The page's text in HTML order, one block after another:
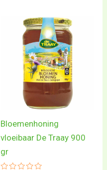
Bloemenhoning
vloeibaar De Traay 900
gr